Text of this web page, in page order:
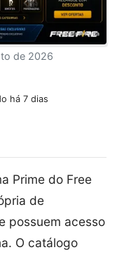
de 2026
há 7 dias
Prime do Free
de
possuem acesso
O catálogo